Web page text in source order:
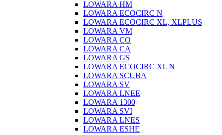
LOWARA HM
LOWARA ECOCIRC N
LOWARA ECOCIRC XL, XLPLUS
LOWARA VM
LOWARA CO
LOWARA CA
LOWARA GS
LOWARA ECOCIRC XL N
LOWARA SCUBA
LOWARA SV
LOWARA LNEE
LOWARA 1300
LOWARA SVI
LOWARA LNES
LOWARA ESHE